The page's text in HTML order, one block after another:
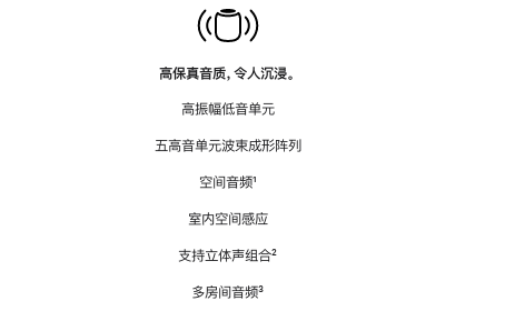
高保真音质，令人沉浸。
高振幅低音单元
五高音单元波束成形阵列
空间音频脚
¹
室内空间感应
支持立体声组合脚
²
多房间音频脚
³